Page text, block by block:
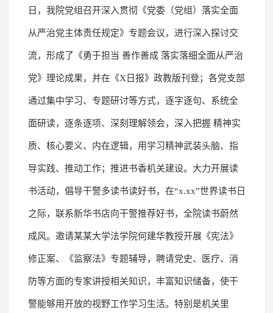
日，我院党组召开深入贯彻《党委（党组）落实全面
从严治党主体责任规定》专题会议，进行深入探讨交
流，形成了《勇于担当 善作善成 落实落细全面从严治
党》理论成果，并在《X日报》政教版刊登；各党支部
通过集中学习、专题研讨等方式，逐字逐句、系统全
面研读，逐条逐项、深刻理解领会，深入把握 精神实
质、核心要义、内在逻辑，用学习精神武装头脑、指
导实践、推动工作；推进书香机关建设。大力开展读
书活动，倡导干警多读书读好书，在“x.xx”世界读书日
之际，联系新华书店向干警推荐好书，全院读书蔚然
成风。邀请某某大学法学院何建华教授开展《宪法》
修正案、《监察法》专题辅导，聘请党史、医疗、消
防等方面的专家讲授相关知识，丰富知识储备，使干
警能够用开放的视野工作学习生活。特别是机关里